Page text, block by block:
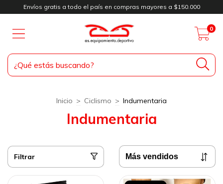
Envíos gratis a todo el país en compras mayores a $150.000
0
Inicio > Ciclismo > Indumentaria
Indumentaria
Filtrar